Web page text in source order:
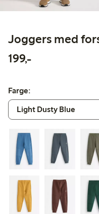
Joggers med
199,-199,00 kr
Farge: